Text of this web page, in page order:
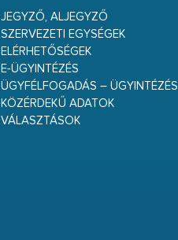
JEGYZŐ, ALJEGYZŐ
SZERVEZETI EGYSÉGEK
ELÉRHETŐSÉGEK
E-ÜGYINTÉZÉS
ÜGYFÉLFOGADÁS – ÜGYINTÉZÉS
KÖZÉRDEKŰ ADATOK
VÁLASZTÁSOK